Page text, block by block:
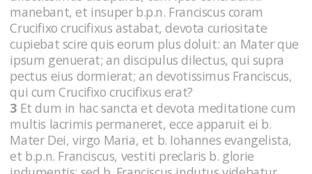
manebant, et insuper b.p.n. Franciscus coram
Crucifixo crucifixus astabat, devota curiositate
cupiebat scire quis eorum plus doluit: an Mater que
ipsum genuerat; an discipulus dilectus, qui supra
pectus eius dormierat; an devotissimus Franciscus,
qui cum Crucifixo crucifixus erat?
3 Et dum in hac sancta et devota meditatione cum
multis lacrimis permaneret, ecce apparuit ei b.
Mater Dei, virgo Maria, et b. Iohannes evangelista,
et b.p.n. Franciscus, vestiti preclaris b. glorie